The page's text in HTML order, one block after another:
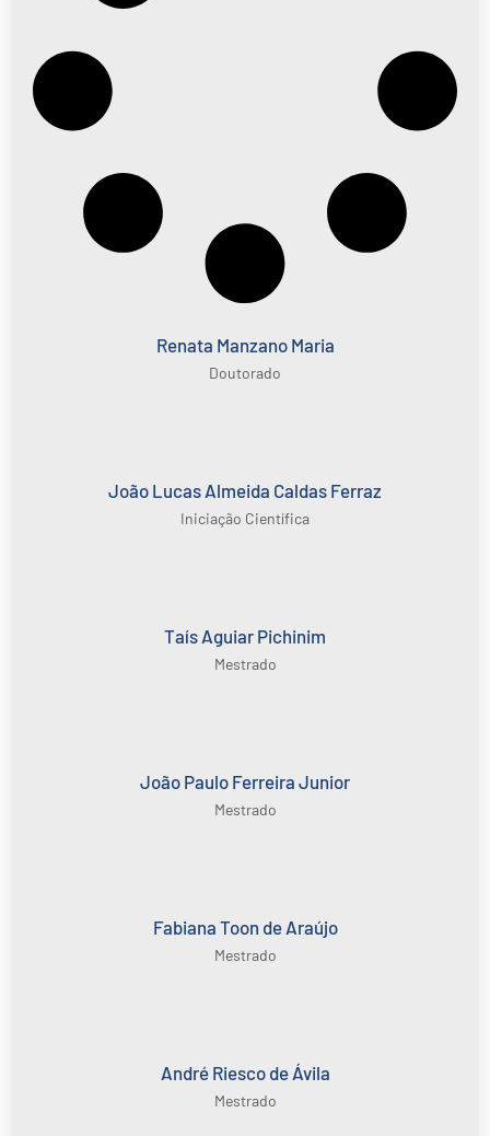
Renata Manzano Maria
Doutorado
João Lucas Almeida Caldas Ferraz
Iniciação Científica
Taís Aguiar Pichinim
Mestrado
João Paulo Ferreira Junior
Mestrado
Fabiana Toon de Araújo
Mestrado
André Riesco de Ávila
Mestrado